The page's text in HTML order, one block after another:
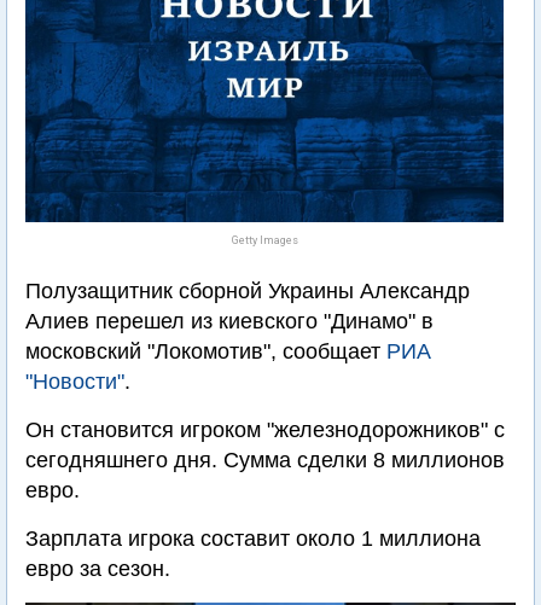
Getty Images
Полузащитник сборной Украины Александр
Алиев перешел из киевского "Динамо" в
московский "Локомотив", сообщает РИА
"Новости".
Он становится игроком "железнодорожников" с
сегодняшнего дня. Сумма сделки 8 миллионов
евро.
Зарплата игрока составит около 1 миллиона
евро за сезон.